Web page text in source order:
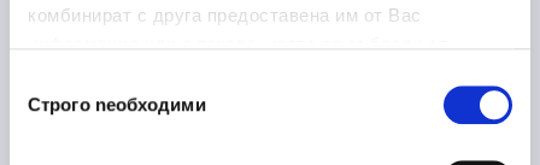
комбинират с друга предоставена им от Вас
наСтрого nеобходими
на мястоСофия